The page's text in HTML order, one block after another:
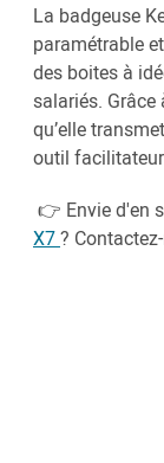
La badgeuse
paramétrable
des boites à
salariés.
qu’elle
outil
👉 Envie d'en
X7?